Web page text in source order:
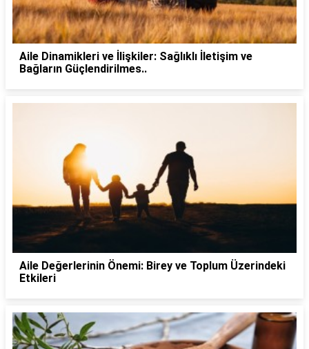
Aile Dinamikleri ve İlişkiler: Sağlıklı İletişim ve
Bağların Güçlendirilmes..
Aile Değerlerinin Önemi: Birey ve Toplum Üzerindeki
Etkileri